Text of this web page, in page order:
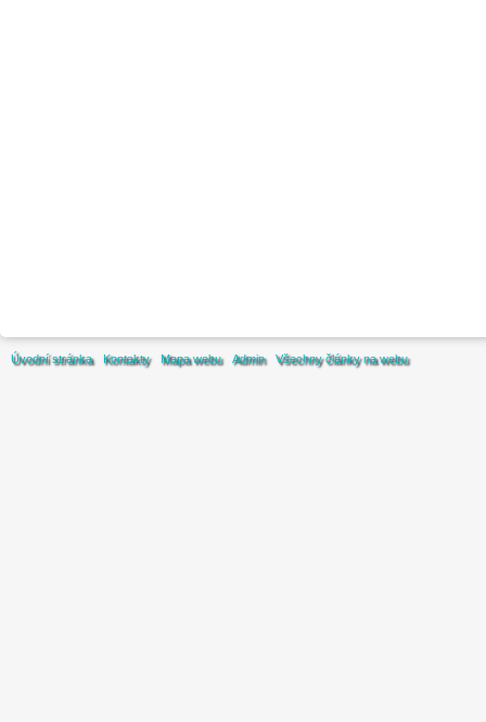
Úvodní stránka Kontakty Mapa webu Admin Všechny články na webu